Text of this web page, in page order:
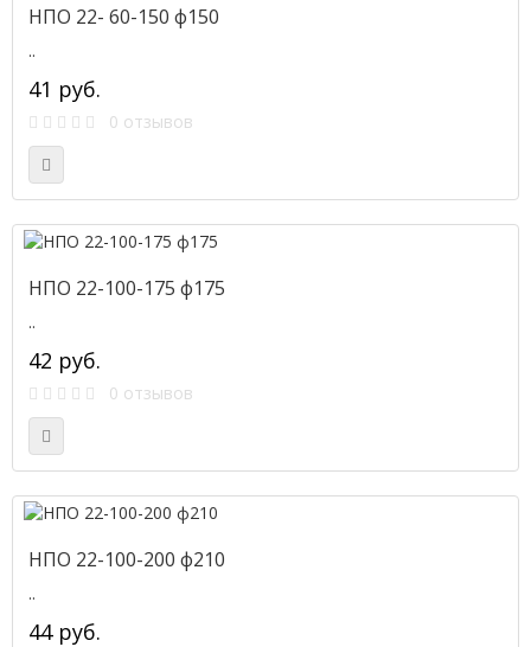
НПО 22- 60-150 ф150
..
41 руб.
0 отзывов
НПО 22-100-175 ф175
..
42 руб.
0 отзывов
НПО 22-100-200 ф210
..
44 руб.